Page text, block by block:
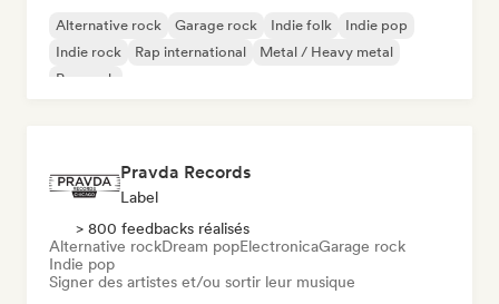
Alternative rock Garage rock Indie folk
Indie pop
Indie rock
Rap international
Metal / Heavy metal
Pop rock
Pravda Records
Label
> 800 feedbacks réalisés
Alternative rockDream popElectronicaGarage rock
Indie pop
Signer des artistes et/ou sortir leur musique